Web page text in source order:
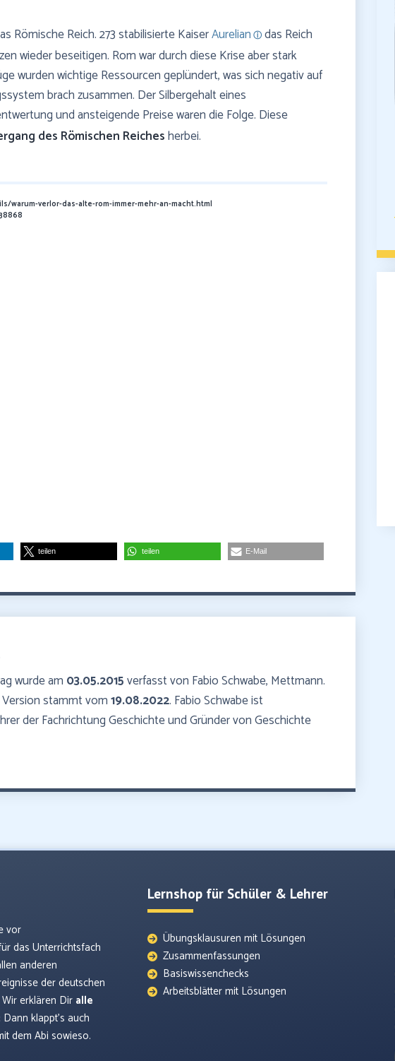
Römische Reich. 273 stabilisierte KaiserAurelian
das Reich
wieder beseitigen. Rom war durch diese Krise aber stark
wurden wichtige Ressourcen geplündert, was sich negativ auf
brach zusammen. Der Silbergehalt eines
und ansteigende Preise waren die Folge. Diese
des Römischen Reichesherbei.
verlor-das-alte-rom-immer-mehr-an-macht.html
teilen teilen E-Mail
wurde am 03.05.2015verfasst von Fabio Schwabe, Mettmann.
stammt vom19.08.2022. Fabio Schwabe ist
der Fachrichtung Geschichte und Gründer von Geschichte
vor
das Unterrichtsfach
anderen
der deutschen
erklären Dir alle
: Dann klappt’s auch
dem Abi sowieso.
Lernshop für Schüler & Lehrer
Übungsklausuren mit Lösungen
Zusammenfassungen
Basiswissenchecks
Arbeitsblätter mit Lösungen